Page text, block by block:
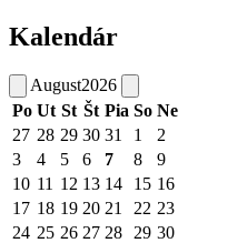
Kalendár
August2026
Po Ut St Št Pia So Ne
27 28 29 30 31 1
2
3
4 5 6 7 8
9
10 11 12 13 14 15 16
17 18 19 20 21 22 23
24 25 26 27 28 29 30